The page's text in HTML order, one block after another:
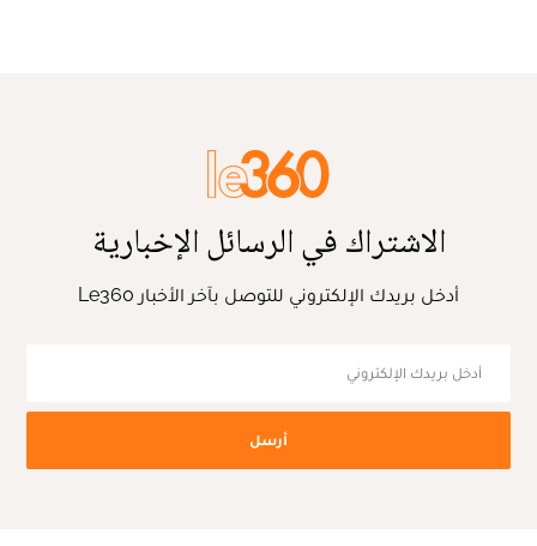
الاشتراك في الرسائل الإخبارية
أدخل بريدك الإلكتروني للتوصل بآخر الأخبار Le360
أرسل